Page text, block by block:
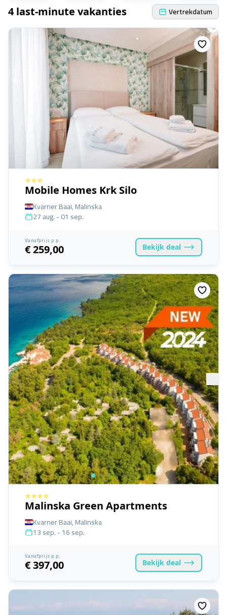
4 last-minute vakanties Vertrekdatum
Mobile Homes Krk Silo
Kvarner Baai, Malinska
27 aug. - 01 sep.
Vanafprijs p.p.
€ 259,00 Bekijk deal
Malinska Green Apartments
Kvarner Baai, Malinska
13 sep. - 16 sep.
Vanafprijs p.p.
€ 397,00 Bekijk deal